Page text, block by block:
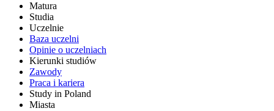
Matura
Studia
Uczelnie
Baza uczelni
Opinie o uczelniach
Kierunki studiów
Zawody
Praca i kariera
Study in Poland
Miasta